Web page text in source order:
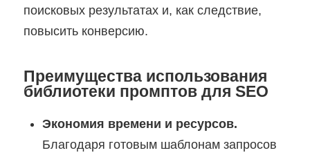
поисковых результатах и, как следствие,
повысить конверсию.
Преимущества использования
библиотеки промптов для SEO
Экономия времени и ресурсов.
Благодаря готовым шаблонам запросов